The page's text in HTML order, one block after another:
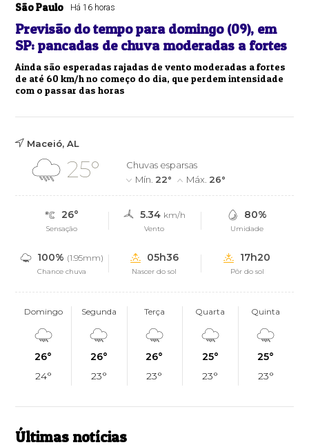
São Paulo Há 16 horas
Previsão do tempo para domingo (09), em
SP: pancadas de chuva moderadas a fortes
Ainda são esperadas rajadas de vento moderadas a fortes
de até 60 km/h no começo do dia, que perdem intensidade
com o passar das horas
Maceió, AL
25°
Chuvas esparsas
Mín. 22° Máx. 26°
26°
Sensação
5.34 km/h
Vento
80%
Umidade
100% (1.95mm)
Chance chuva
05h36
Nascer do sol
17h20
Pôr do sol
Domingo
26°
24°
Segunda
26°
23°
Terça
26°
23°
Quarta
25°
23°
Quinta
25°
23°
Últimas notícias